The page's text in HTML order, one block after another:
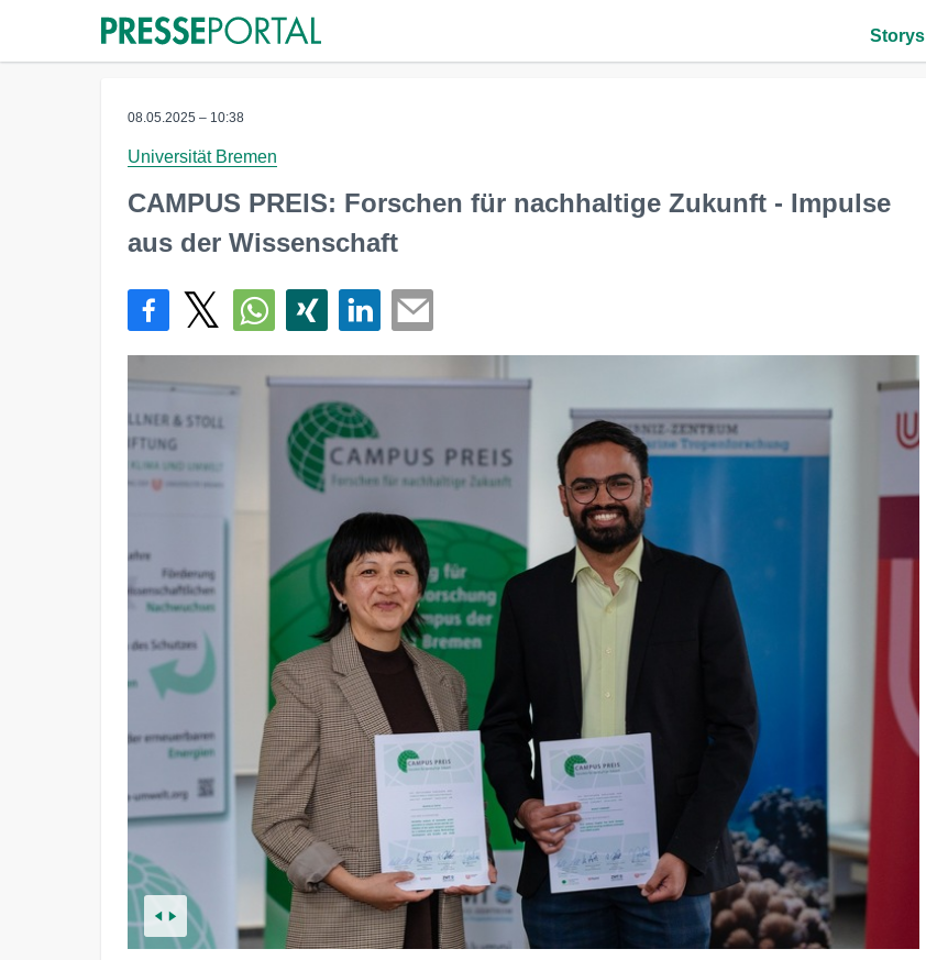
Storys
08.05.2025 – 10:38
Universität Bremen
CAMPUS PREIS: Forschen für nachhaltige Zukunft - Impulse
aus der Wissenschaft